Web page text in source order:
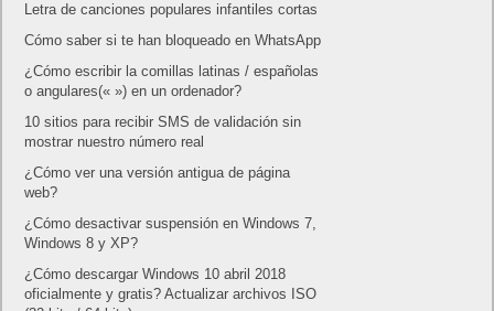
Letra de canciones populares infantiles cortas
Cómo saber si te han bloqueado en WhatsApp
¿Cómo escribir la comillas latinas / españolas
o angulares(« ») en un ordenador?
10 sitios para recibir SMS de validación sin
mostrar nuestro número real
¿Cómo ver una versión antigua de página
web?
¿Cómo desactivar suspensión en Windows 7,
Windows 8 y XP?
¿Cómo descargar Windows 10 abril 2018
oficialmente y gratis? Actualizar archivos ISO